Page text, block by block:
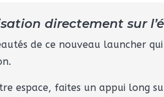
directement sur
de ce nouveau launcher
espace, faites un appui long